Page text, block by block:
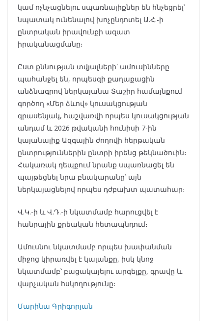
կամ ոչնչացնելու սպառնալիքներ են հնչեցրել՝
նպատակ ունենալով խոչընդոտել Ա.Հ.-ի
ընտրական իրավունքի ազատ
իրականացմանը։
Ըստ քննության տվյալների՝ ամուսինները
պահանջել են, որպեսզի քաղաքացին
անձնագրով ներկայանա Տաշիր համայնքում
գործող «Մեր ձևով» կուսակցության
գրասենյակ, հաշվառվի որպես կուսակցության
անդամ և 2026 թվականի հունիսի 7-ին
կայանալիք Ազգային ժողովի հերթական
ընտրություններին ընտրի իրենց թեկնածուին։
Հակառակ դեպքում նրանք սպառնացել են
պայթեցնել նրա բնակարանը՝ այն
ներկայացնելով որպես դժբախտ պատահար։
Վ.Կ.-ի և Վ.Դ.-ի նկատմամբ հարուցվել է
հանրային քրեական հետապնդում։
Ամուսնու նկատմամբ որպես խափանման
միջոց կիրառվել է կալանքը, իսկ կնոջ
նկատմամբ՝ բացակայելու արգելքը, գրավը և
վարչական հսկողությունը։
Մարինա Գրիգորյան